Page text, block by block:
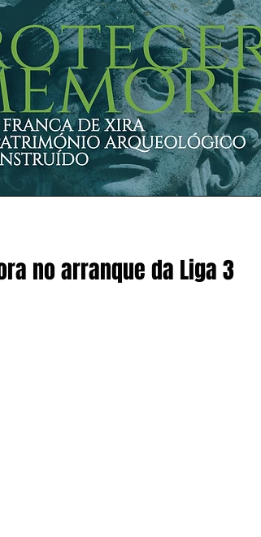
no arranque da Liga 3